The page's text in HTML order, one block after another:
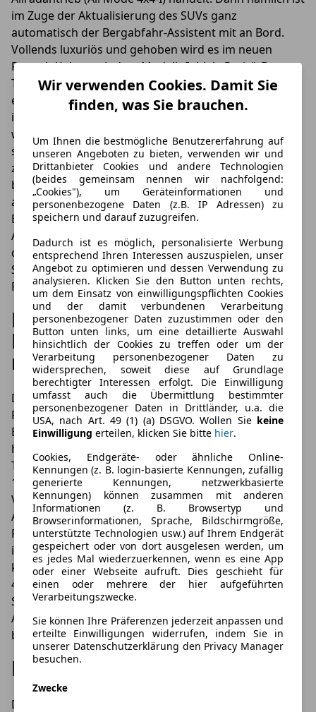
im Zuge der Aktualisierung des SUVs ganz
automatisch der Bergabfahr-Assistent mit an Bord.
Vollends luxuriös und gehoben wird es im neuen
Renault Koleos mit dem Modell „Initiale Paris“. Das
Topmodell bietet zum Beispiel Annehmlichkeiten wie
eine Memory-Funktion für die Außenspiegel. Praktisch
ist zudem die automatische Absenkung des Spiegels,
wenn der Rückwärtsgang eingelegt wird. Denn so
steht direkt ein besserer Blick auf die Bordsteinkante
zur Verfügung, was dazu beitragen kann, die Nerven
bei Park- und Rangiervorgängen zu schonen – und
auch dabei helfen kann, ärgerliche und letztlich teure
Beschädigungen der Felgen zu vermeiden. Beim
Abbiegen fallen darüber hinaus am Heck die
dynamisch leuchtenden Blinker auf. Ein Design- und
Stilmerkmal, welches vor allem bei hochwertigen
Fahrzeugen der Premiumklasse verbreitet ist.
Die Preisliste beim neuen
Renault Koleos beginnt bei
rund 34.400 Euro
Das untere Ende der Preisliste des überarbeiteten
Renault Koleos markiert naturgemäß die
Basisausführung „Zen“. Sie ist ab 34.410 Euro zu
haben. Unter der Motorhaube arbeitet dann der neue
TCe 160 EDC GPF, ein gut 1,3 Liter großer Benziner mit
116 kW (158 PS). Derselbe Motor ist auch in
Verbindung mit der umfangreicheren Intens-
Ausstattung zu bekommen, in diesem Fall dann zu
Preisen ab 37.040 Euro. Wer sich für den Initiale Paris
interessiert, der ausstattungstechnisch praktisch
kaum noch Wünsche offen lässt, sollte mindestens
41.820 Euro einplanen. Das obere Ende der preislichen
Spanne bildet naturgemäß der Renault Koleos mit
Allradantrieb, der ab knapp 43.000 Euro beim Händler
bestellt werden kann.
LeasingTime meint:
Der Renault Koleos überzeugt auch beim Leasen mit
Wir verwenden Cookies. Damit Sie
finden, was Sie brauchen.
Um Ihnen die bestmögliche Benutzererfahrung auf
unseren Angeboten zu bieten, verwenden wir und
Drittanbieter Cookies und andere Technologien
(beides gemeinsam nennen wir nachfolgend:
„Cookies"), um Geräteinformationen und
personenbezogene Daten (z.B. IP Adressen) zu
speichern und darauf zuzugreifen.
Dadurch ist es möglich, personalisierte Werbung
entsprechend Ihren Interessen auszuspielen, unser
Angebot zu optimieren und dessen Verwendung zu
analysieren. Klicken Sie den Button unten rechts,
um dem Einsatz von einwilligungspflichten Cookies
und der damit verbundenen Verarbeitung
personenbezogener Daten zuzustimmen oder den
Button unten links, um eine detaillierte Auswahl
hinsichtlich der Cookies zu treffen oder um der
Verarbeitung personenbezogener Daten zu
widersprechen, soweit diese auf Grundlage
berechtigter Interessen erfolgt. Die Einwilligung
umfasst auch die Übermittlung bestimmter
personenbezogener Daten in Drittländer, u.a. die
USA, nach Art. 49 (1) (a) DSGVO. Wollen Sie keine
Einwilligung erteilen, klicken Sie bitte hier.
Cookies, Endgeräte- oder ähnliche Online-
Kennungen (z. B. login-basierte Kennungen, zufällig
generierte Kennungen, netzwerkbasierte
Kennungen) können zusammen mit anderen
Informationen (z. B. Browsertyp und
Browserinformationen, Sprache, Bildschirmgröße,
unterstützte Technologien usw.) auf Ihrem Endgerät
gespeichert oder von dort ausgelesen werden, um
es jedes Mal wiederzuerkennen, wenn es eine App
oder einer Webseite aufruft. Dies geschieht für
einen oder mehrere der hier aufgeführten
Verarbeitungszwecke.
Sie können Ihre Präferenzen jederzeit anpassen und
erteilte Einwilligungen widerrufen, indem Sie in
unserer Datenschutzerklärung den Privacy Manager
besuchen.
Zwecke